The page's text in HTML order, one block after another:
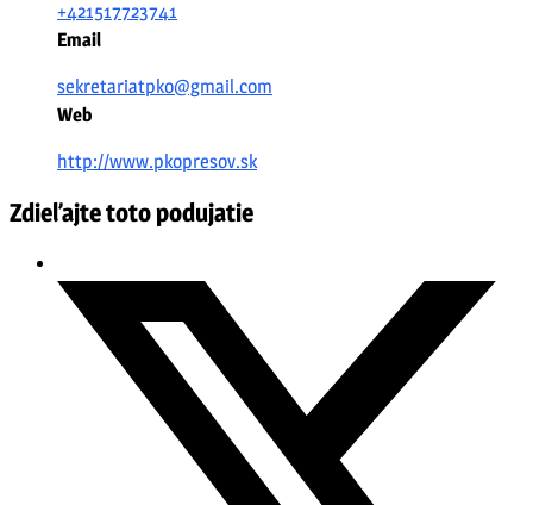
+421517723741
Email
sekretariatpko@gmail.com
Web
http://www.pkopresov.sk
Zdieľajte toto podujatie